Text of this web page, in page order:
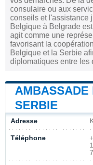
consulaire ou aux
conseils et l'assistance
Belgique à Belgrade
agit comme une
favorisant la
Belgique et la Serbie
diplomatiques entre les
AMBASSADE
SERBIE
Adresse
Téléphone